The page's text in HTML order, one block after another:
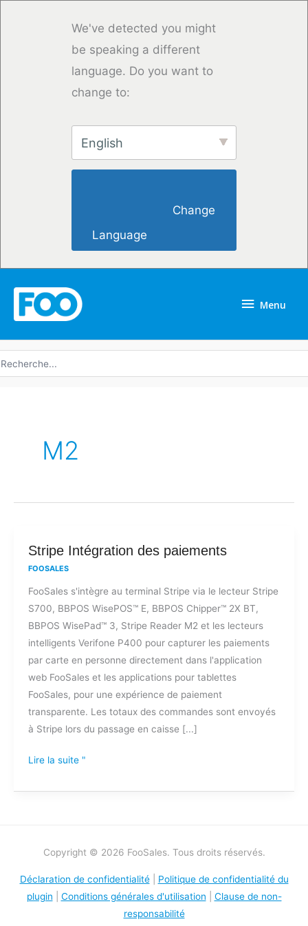
We've detected you might
be speaking a different
language. Do you want to
change to:
English
Language
Menu
M2
Stripe Intégration des paiements
FOOSALES
FooSales s'intègre au terminal Stripe via le lecteur Stripe
S700, BBPOS WisePOS™ E, BBPOS Chipper™ 2X BT,
BBPOS WisePad™ 3, Stripe Reader M2 et les lecteurs
intelligents Verifone P400 pour capturer les paiements
par carte en personne directement dans l'application
web FooSales et les applications pour tablettes
FooSales, pour une expérience de paiement
transparente. Les totaux des commandes sont envoyés
à Stripe lors du passage en caisse [...]
Stripe
Intégration
Lire la suite "
Copyright © 2026 FooSales. Tous droits réservés.
Déclaration de confidentialité| Politique de confidentialité du
plugin
Conditions générales d'utilisation
Clause de non-
responsabilité